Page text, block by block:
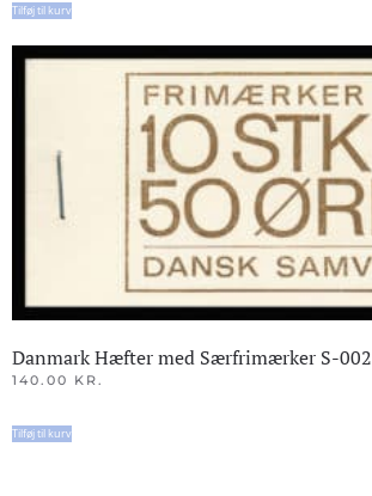
Tilføj til kurv
Danmark Hæfter med Særfrimærker S-002
140.00 KR.
Tilføj til kurv